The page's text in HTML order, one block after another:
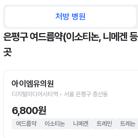
처방 병원
은평구 여드름약(이소티논, 니메겐
곳
아이엠유의원
디지털미디어시티역 • 서울 은평구 증산동
6,800원
여드름약 이소티논 니메겐 트레인 트레논